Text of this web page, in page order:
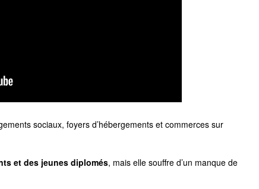
sociaux, foyers d’hébergements et commerces sur
et des jeunes diplomés, mais elle souffre d’un manque de